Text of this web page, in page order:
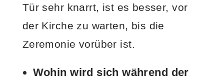
Tür sehr knarrt, ist es besser, vor
der Kirche zu warten, bis die
Zeremonie vorüber ist.
Wohin wird sich während der